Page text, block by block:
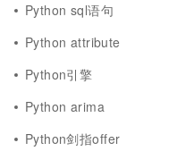
Python sql语句
Python attribute
Python引擎
Python arima
Python剑指offer